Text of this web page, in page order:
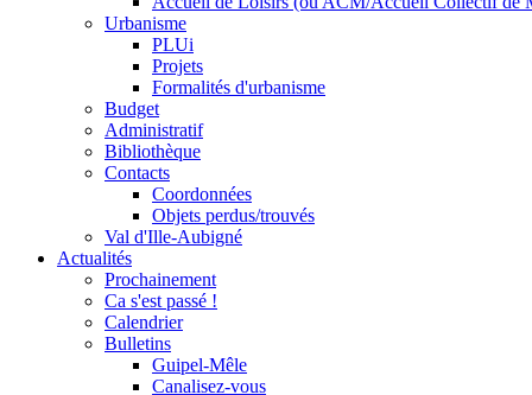
Urbanisme
PLUi
Projets
Formalités d'urbanisme
Budget
Administratif
Bibliothèque
Contacts
Coordonnées
Objets perdus/trouvés
Val d'Ille-Aubigné
Actualités
Prochainement
Ca s'est passé !
Calendrier
Bulletins
Guipel-Mêle
Canalisez-vous